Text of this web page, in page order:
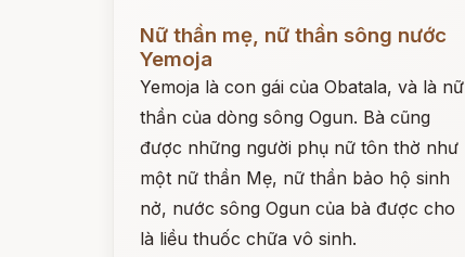
Nữ thần mẹ, nữ thần sông nước
Yemoja
Yemoja là con gái của Obatala, và là nữ
thần của dòng sông Ogun. Bà cũng
được những người phụ nữ tôn thờ như
một nữ thần Mẹ, nữ thần bảo hộ sinh
nở, nước sông Ogun của bà được cho
là liều thuốc chữa vô sinh.